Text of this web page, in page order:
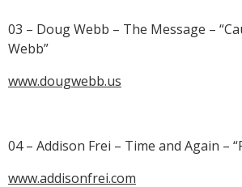
03 – Doug Webb – The Message –
Webb”
www.dougwebb.us
04 – Addison Frei – Time and Again –
www.addisonfrei.com